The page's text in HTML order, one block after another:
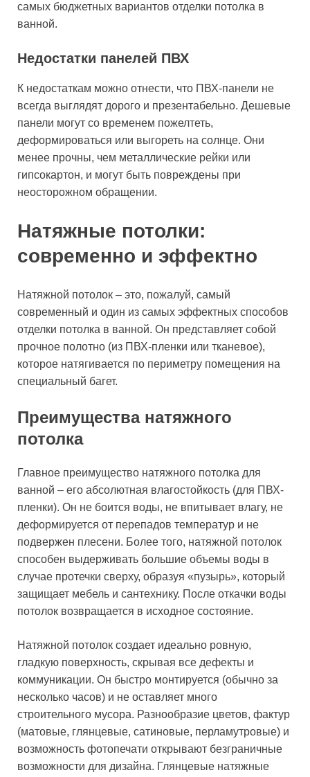
самых бюджетных вариантов отделки потолка в
ванной.
Недостатки панелей ПВХ
К недостаткам можно отнести, что ПВХ-панели не
всегда выглядят дорого и презентабельно. Дешевые
панели могут со временем пожелтеть,
деформироваться или выгореть на солнце. Они
менее прочны, чем металлические рейки или
гипсокартон, и могут быть повреждены при
неосторожном обращении.
Натяжные потолки:
современно и эффектно
Натяжной потолок – это, пожалуй, самый
современный и один из самых эффектных способов
отделки потолка в ванной. Он представляет собой
прочное полотно (из ПВХ-пленки или тканевое),
которое натягивается по периметру помещения на
специальный багет.
Преимущества натяжного
потолка
Главное преимущество натяжного потолка для
ванной – его абсолютная влагостойкость (для ПВХ-
пленки). Он не боится воды, не впитывает влагу, не
деформируется от перепадов температур и не
подвержен плесени. Более того, натяжной потолок
способен выдерживать большие объемы воды в
случае протечки сверху, образуя «пузырь», который
защищает мебель и сантехнику. После откачки воды
потолок возвращается в исходное состояние.
Натяжной потолок создает идеально ровную,
гладкую поверхность, скрывая все дефекты и
коммуникации. Он быстро монтируется (обычно за
несколько часов) и не оставляет много
строительного мусора. Разнообразие цветов, фактур
(матовые, глянцевые, сатиновые, перламутровые) и
возможность фотопечати открывают безграничные
возможности для дизайна. Глянцевые натяжные